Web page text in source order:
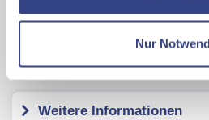
Datenschutzseite
Mit Klick auf "Alles erlauben"
Verwendung der Cookies &
Nur
Weitere Informationen